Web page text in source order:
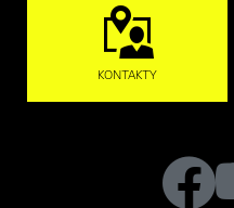
KONTAKTY